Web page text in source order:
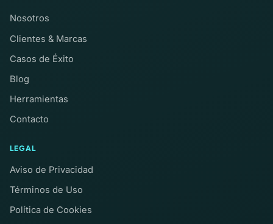
Nosotros
Clientes & Marcas
Casos de Éxito
Blog
Herramientas
Contacto
LEGAL
Aviso de Privacidad
Términos de Uso
Política de Cookies